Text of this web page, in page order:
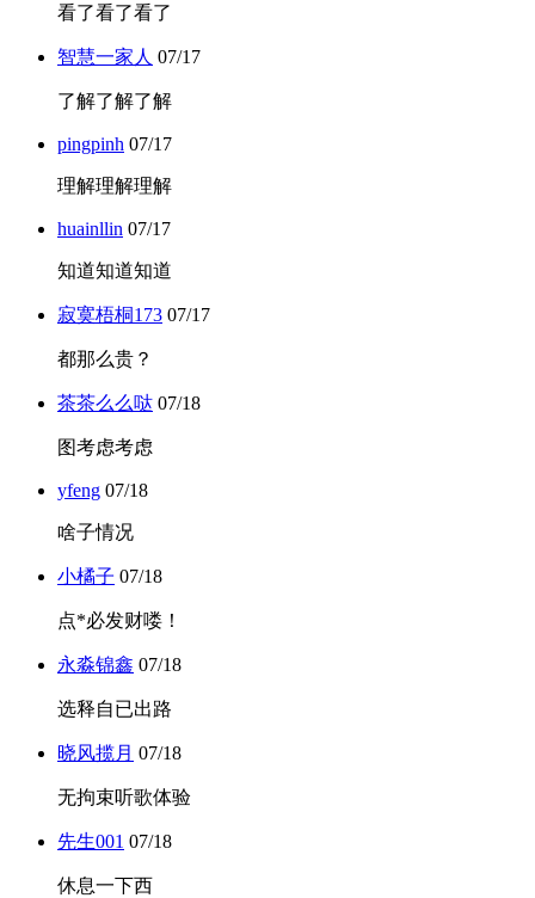
看了看了看了
智慧一家人 07/17
了解了解了解
pingpinh 07/17
理解理解理解
huainllin 07/17
知道知道知道
寂寞梧桐173 07/17
都那么贵？
茶茶么么哒 07/18
图考虑考虑
yfeng 07/18
啥子情况
小橘子 07/18
点*必发财喽！
永淼锦鑫 07/18
选释自已出路
晓风揽月 07/18
无拘束听歌体验
先生001 07/18
休息一下西